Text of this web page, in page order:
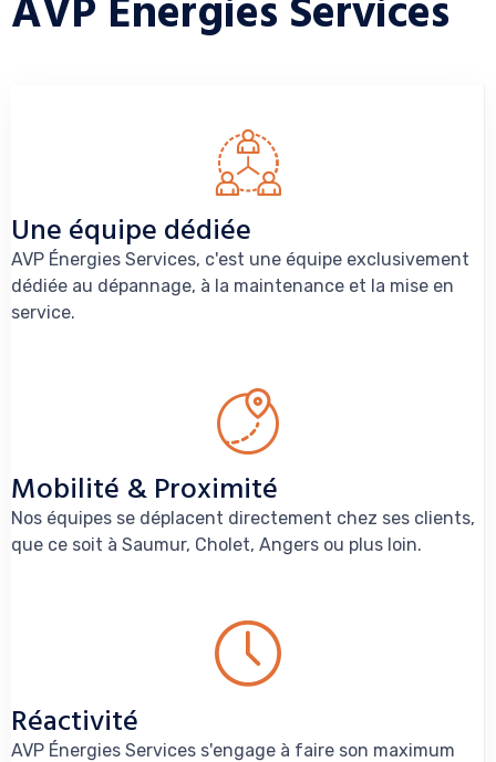
AVP Énergies Services
Une équipe dédiée
AVP Énergies Services, c'est une équipe exclusivement
dédiée au dépannage, à la maintenance et la mise en
service.
Mobilité & Proximité
Nos équipes se déplacent directement chez ses clients,
que ce soit à Saumur, Cholet, Angers ou plus loin.
Réactivité
AVP Énergies Services s'engage à faire son maximum